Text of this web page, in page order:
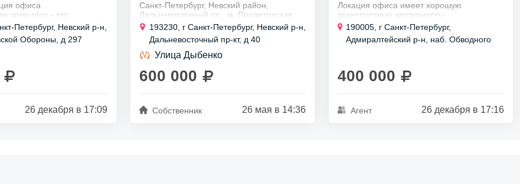
офиса
open-plan - это
🏢 Простор и свет
атмосферу для
стеклянные стены...
Петербург, Невский р-н,
Обороны, д 297
26 декабря в 17:09
Санкт-Петербург, Невский район,
Дальневосточный пр., м. Пролетраская
Аренда трехэтажного здания 600 м2 c
бассейном и сауной
Сдается в арнеду трехэтажное здание +...
193230, г Санкт-Петербург, Невский р-н,
Дальневосточный пр-кт, д 40
Улица Дыбенко
600 000
Собственник 26 мая в 14:36
Локация офиса имеет хорошую
транспортную доступность:
Ближайшие станции метро –
«Обводный канал» и «Сенная
железнодорожной...
190005, г Санкт-Петербург,
Адмиралтейский р-н, наб. Обводного
400 000
Агент 26 декабря в 17:16